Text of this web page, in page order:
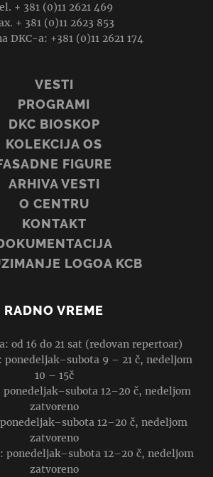
+ 381 (0)11 2621 469
+ 381 (0)11 2623 853
DKC-a: +381 (0)11 2621 174
VESTI
PROGRAMI
DKC BIOSKOP
KOLEKCIJA OS
FIGURE
ARHIVA VESTI
O CENTRU
KONTAKT
LOGOA KCB
RADNO VREME
od 16 do 21 sat (redovan repertoar)
9 – 21 č, nedeljom
10 – 15č
12–20 č, nedeljom
zatvoreno
12–20 č, nedeljom
zatvoreno
ponedeljak–subota 12–20 č, nedeljom
zatvoreno